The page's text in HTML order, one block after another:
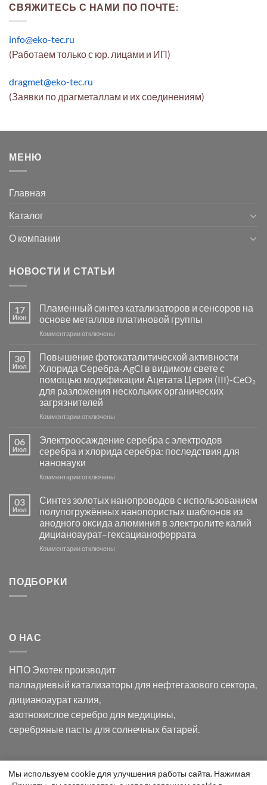
СВЯЖИТЕСЬ С НАМИ ПО ПОЧТЕ:
info@eko-tec.ru
(Работаем только с юр. лицами и ИП)
dragmet@eko-tec.ru
(Заявки по драгметаллам и их соединениям)
МЕНЮ
Главная
Каталог
О компании
НОВОСТИ И СТАТЬИ
17
Июн
Пламенный синтез катализаторов и сенсоров на
основе металлов платиновой группы
Комментариик
Пламенный
синтез
катализаторов
и
сенсоров
на
основе
группы
отключены
30
Июл
Повышение фотокаталитической активности
Хлорида Серебра-AgCl в видимом свете с
помощью модификации Ацетата Церия (III)-CeO₂
для разложения нескольких органических
загрязнителей
Комментариик
фотокаталитической
активности
Хлорида
Серебра-
в
видимом
свете
с
помощью
модификации
отключены
06
Июл
Электроосаждение серебра с электродов
серебра и хлорида серебра: последствия для
нанонауки
Комментариик
серебра
с
электродов
серебра
и
отключены
03
Июл
Синтез золотых нанопроводов с использованием
полупогружённых нанопористых шаблонов из
анодного оксида алюминия в электролите калий
дицианоаурат–гексацианоферрата
Комментариик
оксида
в
электролите
калий
дицианоаурат–
гексацианоферрата
отключены
ПОДБОРКИ
О НАС
НПО Экотек производит
палладиевый катализаторы для нефтегазового сектора,
дицианоаурат калия,
азотнокислое серебро для медицины,
серебряные пасты для солнечных батарей.
ООО "Экотек" 2026 ©Внимание! Все указанные сведения
Уведомление
Мы используем cookie для улучшения работы сайта. Нажимая